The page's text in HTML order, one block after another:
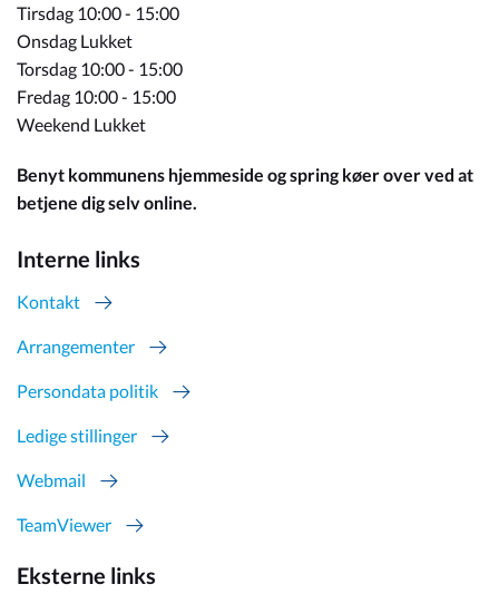
Tirsdag 10:00 - 15:00
Onsdag Lukket
Torsdag 10:00 - 15:00
Fredag 10:00 - 15:00
Weekend Lukket
Benyt kommunens hjemmeside og spring køer over ved at
betjene dig selv online.
Interne links
Kontakt
Arrangementer
Persondata politik
Ledige stillinger
Webmail
TeamViewer
Eksterne links